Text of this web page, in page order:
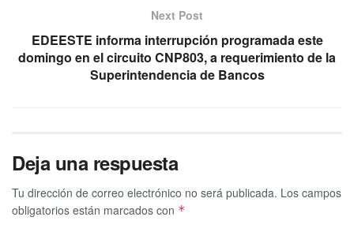
Next Post
EDEESTE informa interrupción programada este
domingo en el circuito CNP803, a requerimiento de la
Superintendencia de Bancos
Deja una respuesta
Tu dirección de correo electrónico no será publicada. Los campos
obligatorios están marcados con *